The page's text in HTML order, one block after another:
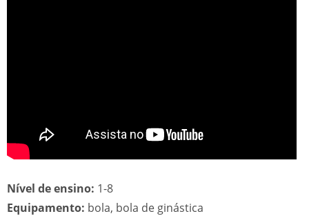
Nível de ensino: 1-8
Equipamento: bola, bola de ginástica